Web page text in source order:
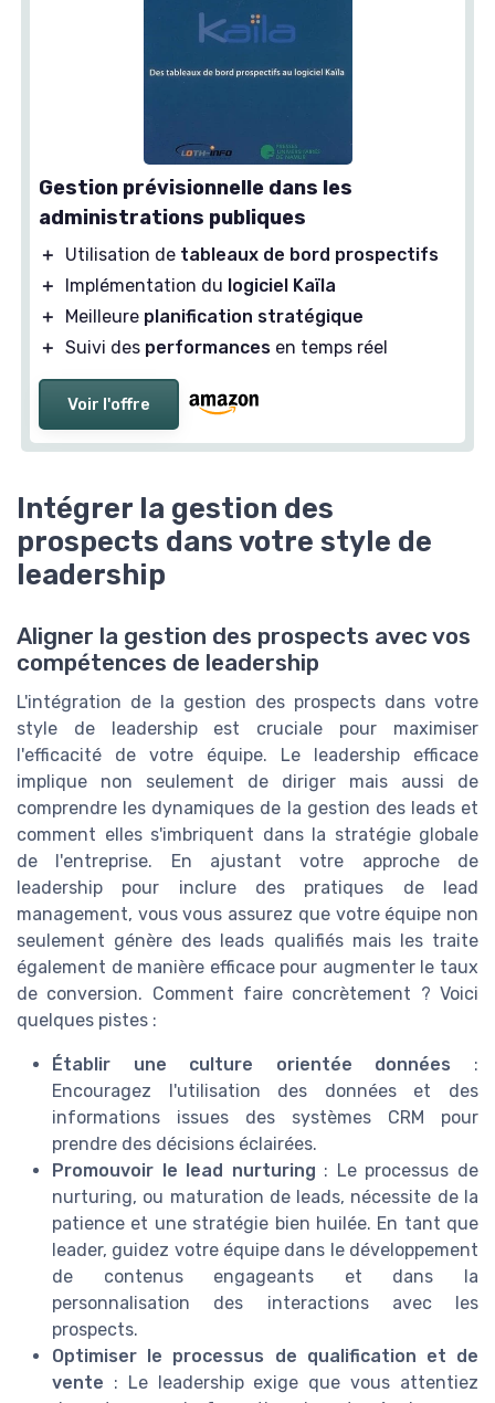
Gestion prévisionnelle dans les
administrations publiques
＋ Utilisation de tableaux de bord prospectifs
＋
Implémentation du logiciel Kaïla
＋
Meilleure planification stratégique
＋ Suivi des performances en temps réel
Voir l'offre
Intégrer la gestion des
prospects dans votre style de
leadership
Aligner la gestion des prospects avec vos
compétences de leadership
L'intégration de la gestion des prospects dans votre
style de leadership est cruciale pour maximiser
l'efficacité de votre équipe. Le leadership efficace
implique non seulement de diriger mais aussi de
comprendre les dynamiques de la gestion des leads et
comment elles s'imbriquent dans la stratégie globale
de l'entreprise. En ajustant votre approche de
leadership pour inclure des pratiques de lead
management, vous vous assurez que votre équipe non
seulement génère des leads qualifiés mais les traite
également de manière efficace pour augmenter le taux
de conversion. Comment faire concrètement ? Voici
quelques pistes :
Établir une culture orientée données :
Encouragez l'utilisation des données et des
informations issues des systèmes CRM pour
prendre des décisions éclairées.
Promouvoir le lead nurturing : Le processus de
nurturing, ou maturation de leads, nécessite de la
patience et une stratégie bien huilée. En tant que
leader, guidez votre équipe dans le développement
de contenus engageants et dans la
personnalisation des interactions avec les
prospects.
Optimiser le processus de qualification et de
vente : Le leadership exige que vous attentiez